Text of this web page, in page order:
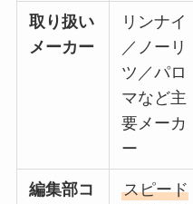
取り扱い
メーカー
リンナイ
／ノーリ
ツ／パロ
マなど主
要メーカ
ー
編集部コ
スピード